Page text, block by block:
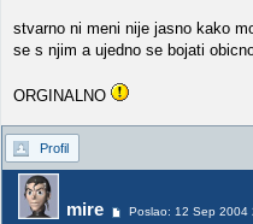
stvarno ni meni nije jasno kako
se s njim a ujedno se bojati
ORGINALNO
Profil
mire Poslao: 12 Sep 2004